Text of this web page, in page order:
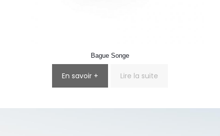
Bague Songe
En savoir + Lire la suite